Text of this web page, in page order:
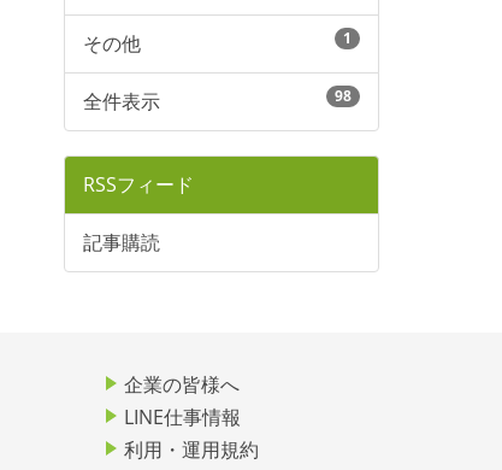
その他 1
全件表示 98
RSSフィード
記事購読
企業の皆様へ
LINE仕事情報
利用・運用規約